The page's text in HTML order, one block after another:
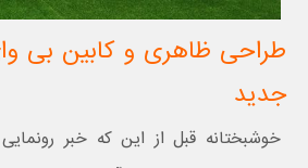
طراحی ظاهری و کابین بی
جدید
خوشبختانه قبل از این که خبر